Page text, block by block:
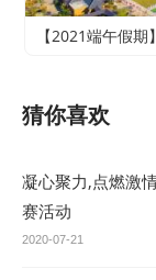
猜你喜欢
凝心聚力,点燃激情 海航旗下首都航空青岛基地开展篮球
赛活动
2020-07-21